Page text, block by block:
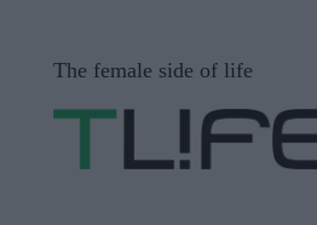
The female side of life